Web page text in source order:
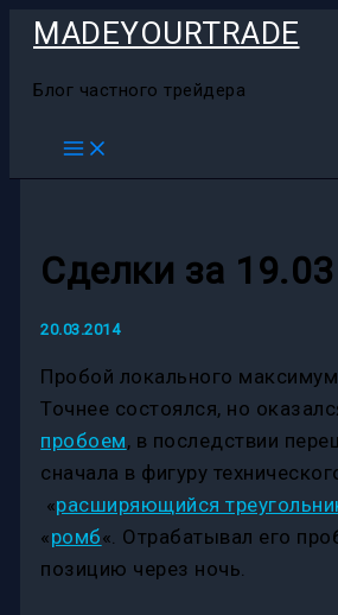
Перейти
содержимому
MADEYOURTRADE
Блог частного трейдера
Сделки за
20.03.2014
Пробой локального
Точнее состоялся, но
пробоем, в последствии
сначала в фигуру
«расширяющийся
«ромб«. Отрабатывал его
позицию через ночь.